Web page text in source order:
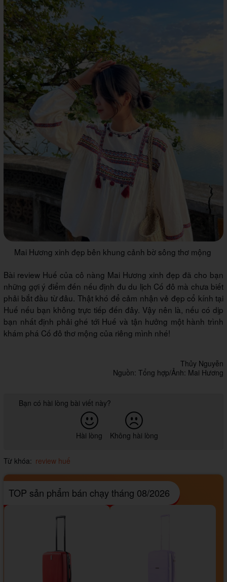
Mai Hương xinh đẹp bên khung cảnh bờ sông thơ mộng
Bài review Huế của cô nàng Mai Hương xinh đẹp đã cho bạn
những gợi ý điểm đến nếu định đu du lịch Cố đô mà chưa biết
phải bắt đầu từ đâu. Thật khó để cảm nhận vẻ đẹp cổ kính tại
Huế nếu bạn không trực tiếp đến đây. Vậy nên là, nếu có dịp
bạn nhất định phải ghé tới Huế và tận hưởng một hành trình
khám phá Cố đô thơ mộng của riêng mình nhé!
Thủy Nguyễn
Nguồn: Tổng hợp/Ảnh: Mai Hương
Bạn có hài lòng bài viết này?
Hài lòng Không hài lòng
Từ khóa: review huế
TOP sản phẩm bán chạy tháng 08/2026